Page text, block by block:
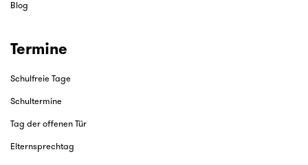
Blog
Termine
Schulfreie Tage
Schultermine
Tag der offenen Tür
Elternsprechtag